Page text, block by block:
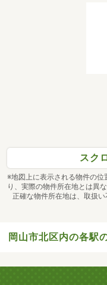
スク
※地図上に表示される物件の
り、実際の物件所在地とは異
正確な物件所在地は、取扱い
岡山市北区内の各駅